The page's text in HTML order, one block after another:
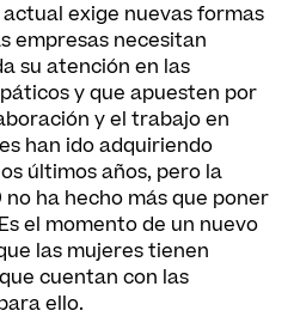
exige nuevas formas
empresas necesitan
su atención en las
y que apuesten por
y el trabajo en
han ido adquiriendo
últimos años, pero la
no ha hecho más que poner
el momento de un nuevo
las mujeres tienen
cuentan con las
ello.